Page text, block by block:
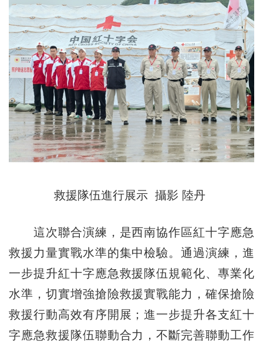
救援隊伍進行展示 攝影 陸丹
這次聯合演練，是西南協作區紅十字應急
救援力量實戰水準的集中檢驗。通過演練，進
一步提升紅十字應急救援隊伍規範化、專業化
水準，切實增強搶險救援實戰能力，確保搶險
救援行動高效有序開展；進一步提升各支紅十
字應急救援隊伍聯動合力，不斷完善聯動工作